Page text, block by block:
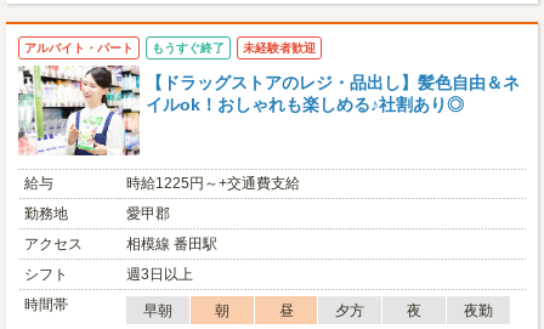
アルバイト・パート もうすぐ終了 未経験者歓迎
【ドラッグストアのレジ・品出し】髪色自由＆ネ
イルok！おしゃれも楽しめる♪社割あり◎
給与
時給1225円～+交通費支給
勤務地
愛甲郡
アクセス
相模線 番田駅
シフト
週3日以上
時間帯
早朝 朝 昼 夕方 夜
夜勤